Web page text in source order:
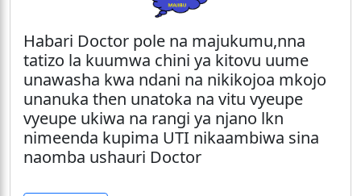
Habari Doctor pole na majukumu,nna
tatizo la kuumwa chini ya kitovu uume
unawasha kwa ndani na nikikojoa mkojo
unanuka then unatoka na vitu vyeupe
vyeupe ukiwa na rangi ya njano lkn
nimeenda kupima UTI nikaambiwa sina
naomba ushauri Doctor